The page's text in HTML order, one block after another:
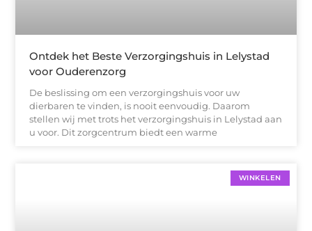
Ontdek het Beste Verzorgingshuis in Lelystad
voor Ouderenzorg
De beslissing om een verzorgingshuis voor uw
dierbaren te vinden, is nooit eenvoudig. Daarom
stellen wij met trots het verzorgingshuis in Lelystad aan
u voor. Dit zorgcentrum biedt een warme
WINKELEN